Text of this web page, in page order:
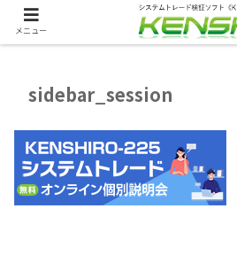
sidebar_session
メニュー